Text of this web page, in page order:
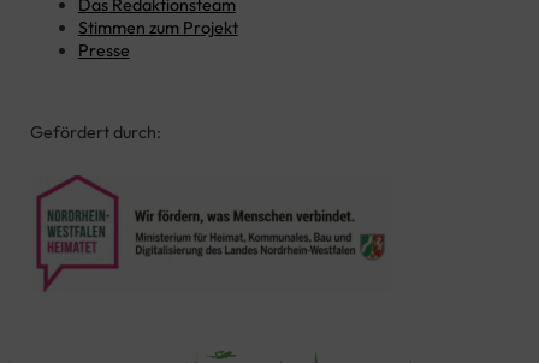
Das Redaktionsteam
Stimmen zum Projekt
Presse
Gefördert durch: